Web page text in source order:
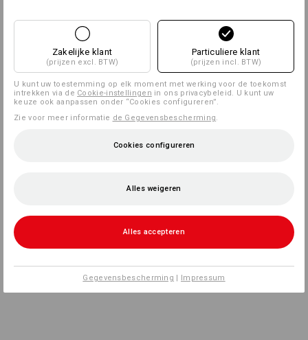
Zakelijke klant
(prijzen excl. BTW)
Particuliere klant
(prijzen incl. BTW)
U kunt uw toestemming op elk moment met werking voor de toekomst
intrekken via de Cookie-instellingen in ons privacybeleid. U kunt uw
keuze ook aanpassen onder “Cookies configureren”.
Zie voor meer informatie de Gegevensbescherming
Cookies configureren
Alles weigeren
Alles accepteren
Gegevensbescherming | Impressum